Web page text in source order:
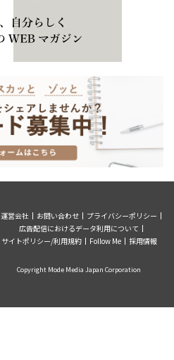
運営会社 お問い合わせ
プライバシーポリシー
広告配信におけるデータ利用について
サイトポリシー/利用規約
Follow Me 採用情報
Copyright Mode Media Japan Corporation